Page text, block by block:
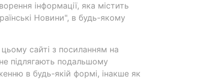
інформації, яка містить
Новини", в будь-якому
цьому сайті з посиланням на
підлягають подальшому
в будь-якій формі, інакше як